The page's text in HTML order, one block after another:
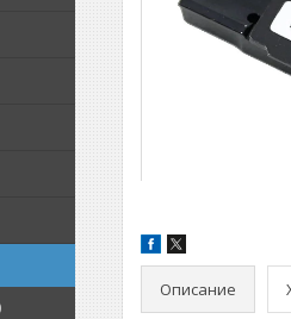
Описание